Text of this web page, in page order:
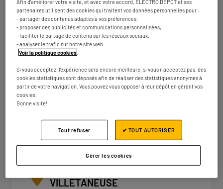
Fermé actuellement
Numéro Plus d'infos
4
16.09
km
ELECTRO DEPOT GARGES-LES-
GONESSE
ZAC du Pont de Pierre
Numéro Plus d'infos
VILLETANEUSE
Afin d'améliorer votre visite, et avec votre accord, ELECTRO DEPOT et ses
partenaires utilisent des cookies qui traitent vos données personnelles pour :
- partager des contenus adaptés à vos préférences,
- proposer des publicités et communications personnalisées,
- faciliter le partage de contenu sur les réseaux sociaux,
- analyser le trafic sur notre site web.
Voir la politique cookies
Si vous acceptez, l'expérience sera encore meilleure, si vous n'acceptez pas, des
cookies statistiques sont déposés afin de réaliser des statistiques anonymes à
partir de votre navigation. Vous pouvez vous opposer à leur dépôt en gérant vos
cookies.
Bonne visite!
Gérer les cookies
Tout refuser ✔ TOUT AUTORISER